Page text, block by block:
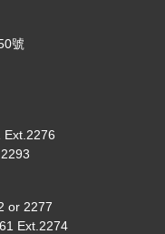
號
Ext.2276
or 2277
Ext.2274